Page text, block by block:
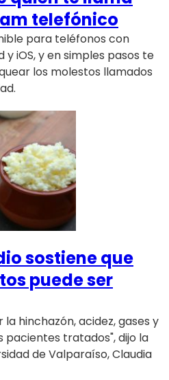
telefónico
para teléfonos con
iOS, y en simples pasos te
los molestos llamados
sostiene que
puede ser
hinchazón, acidez, gases y
tratados", dijo la
de Valparaíso, Claudia